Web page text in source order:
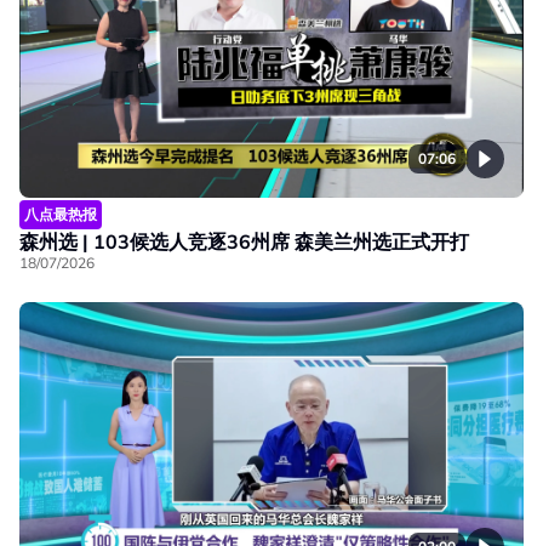
07:06
八点最热报
森州选 | 103候选人竞逐36州席 森美兰州选正式开打
18/07/2026